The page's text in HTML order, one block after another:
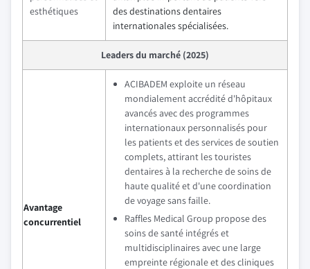
esthétiques
des destinations dentaires
internationales spécialisées.
Leaders du marché (2025)
Avantage
concurrentiel
ACIBADEM exploite un réseau
mondialement accrédité d'hôpitaux
avancés avec des programmes
internationaux personnalisés pour
les patients et des services de soutien
complets, attirant les touristes
dentaires à la recherche de soins de
haute qualité et d'une coordination
de voyage sans faille.
Raffles Medical Group propose des
soins de santé intégrés et
multidisciplinaires avec une large
empreinte régionale et des cliniques